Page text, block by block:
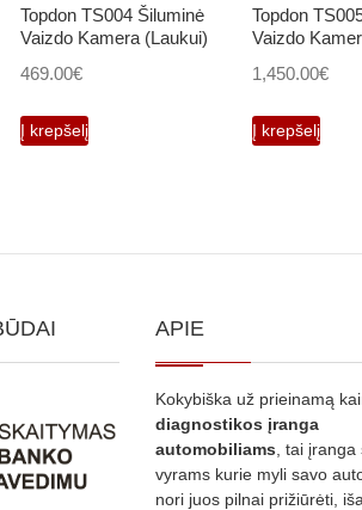
Topdon TS004 Šiluminė
Vaizdo Kamera (Laukui)
469.00€
Į krepšelį
Topdon
Vaizdo
1,450.00€
Į krepšelį
APIE
Kokybiška už prieinamą
diagnostikos įranga
automobiliams , tai
vyrams kurie myli savo
nori juos pilnai prižiūrėti,